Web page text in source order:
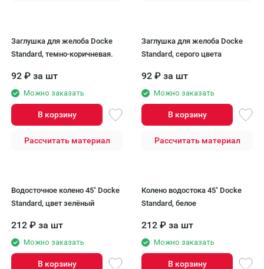
Заглушка для желоба Docke
Standard, темно-коричневая.
92 ₽ за шт
Можно заказать
В корзину
Рассчитать материал
Заглушка для желоба Docke
Standard, серого цвета
92 ₽ за шт
Можно заказать
В корзину
Рассчитать материал
Водосточное колено 45˚ Docke
Standard, цвет зелёный
212 ₽ за шт
Можно заказать
В корзину
Колено водостока 45˚ Docke
Standard, белое
212 ₽ за шт
Можно заказать
В корзину